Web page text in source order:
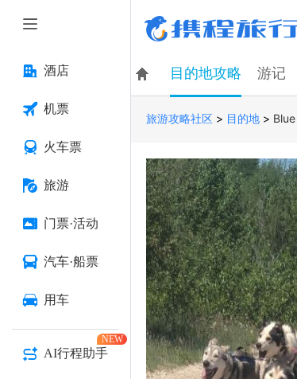
酒店
机票
火车票
旅游
门票·活动
汽车·船票
用车
AI行程助手
NEW
目的地攻略 游记
旅游攻略社区 > 目的地 >